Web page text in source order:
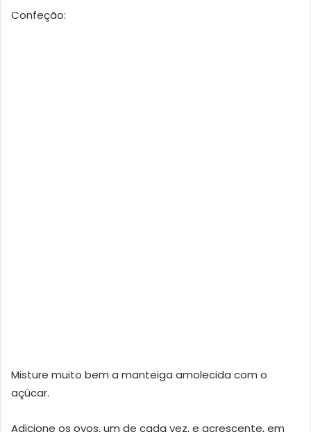
Confeção:
Misture muito bem a manteiga amolecida com o
açúcar.
Adicione os ovos, um de cada vez, e acrescente, em